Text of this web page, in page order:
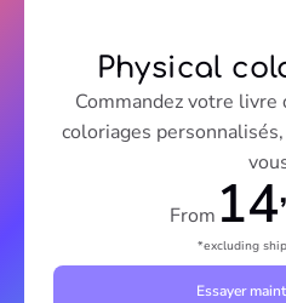
Physical
Commandez votre livre
coloriages
From 14
*excluding
Essayer